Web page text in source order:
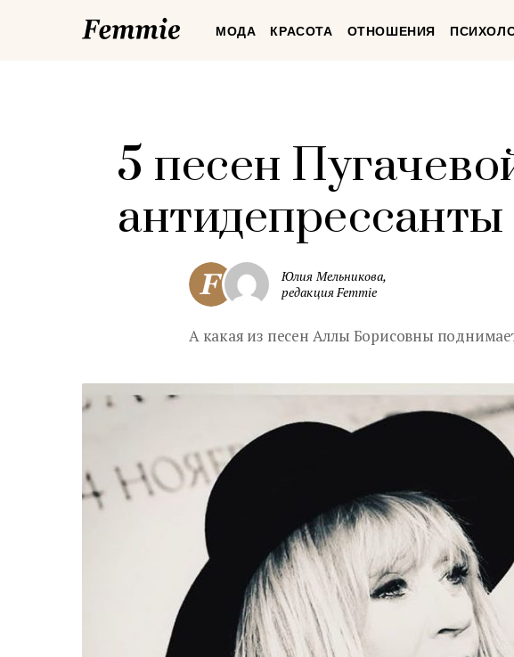
FemmieМОДА КРАСОТА ОТНОШЕНИЯ
5 песен
антидепрессанты
Юлия Мельникова,
редакция Femmie
А какая из песен Аллы Борисовны